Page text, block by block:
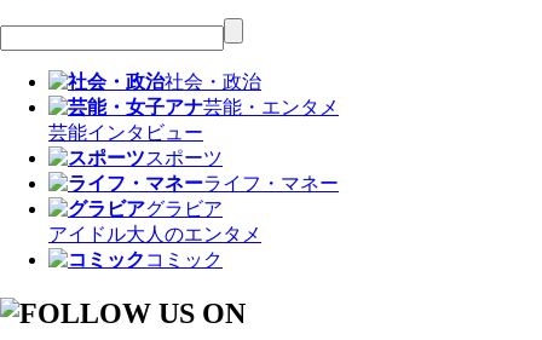
社会・政治
芸能・エンタメ
芸能インタビュー
スポーツ
ライフ・マネー
グラビア
アイドル大人のエンタメ
コミック